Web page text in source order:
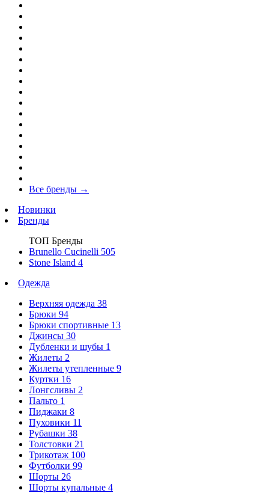
Все бренды →
Новинки
Бренды
ТОП Бренды
Brunello Cucinelli 505
Stone Island 4
Одежда
Верхняя одежда 38
Брюки 94
Брюки спортивные 13
Джинсы 30
Дубленки и шубы 1
Жилеты 2
Жилеты утепленные 9
Куртки 16
Лонгсливы 2
Пальто 1
Пиджаки 8
Пуховики 11
Рубашки 38
Толстовки 21
Трикотаж 100
Футболки 99
Шорты 26
Шорты купальные 4